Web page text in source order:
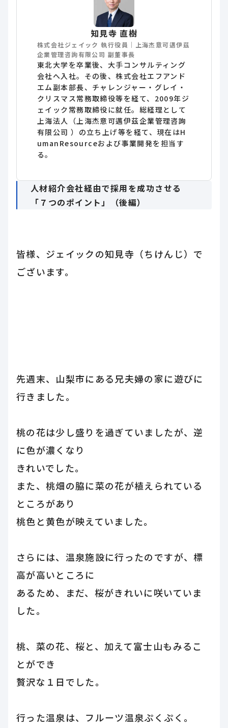
知見寺 直樹
株式会社ジェイック 執行役員｜上海杰意可邁伊茲
企業管理咨詢有限公司 副董事長
東北大学を卒業後、大手コンサルティング
会社へ入社。その後、株式会社エフアンド
エム副本部長、チャレンジャー・グレイ・
クリスマス常務取締役等を経て、2009年ジ
ェイック常務取締役に就任。総経理として
上海法人（上海杰意可邁伊茲企業管理咨詢
有限公司 ）の立ち上げ等を経て、現在はH
umanResourceおよび事業開発を担当す
る。
人材紹介会社経由で採用を成功させる
「７つのポイント」（後編）
皆様、ジェイックの知見寺（ちけんじ）で
ございます。
先週末、山梨市にある兄夫婦の家に遊びに
行きました。
桃の花は少し盛りを過ぎていましたが、逆
に色が濃くなり
きれいでした。
また、桃畑の脇に菜の花が植えられている
ところがあり
桃色と黄色が映えていました。
さらには、温泉施設に行ったのですが、標
高が高いところに
あるため、まだ、桜がきれいに咲いていま
した。
桃、菜の花、桜と、加えて富士山もみるこ
とができ
贅沢な１日でした。
行った温泉は、フルーツ温泉ぷくぷく。